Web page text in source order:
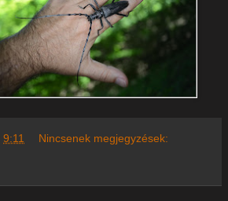
9:11 Nincsenek megjegyzések: